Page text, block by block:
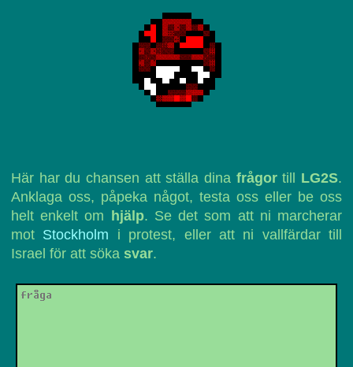
Här har du chansen att ställa dina frågortill LG2S.
Anklaga oss, påpeka något, testa oss eller be oss
helt enkelt om
hjälp. Se det som att ni marcherar
mot Stockholm i protest, eller att ni vallfärdar till
Israel för att söka svar.